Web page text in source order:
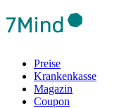
Preise
Krankenkasse
Magazin
Coupon